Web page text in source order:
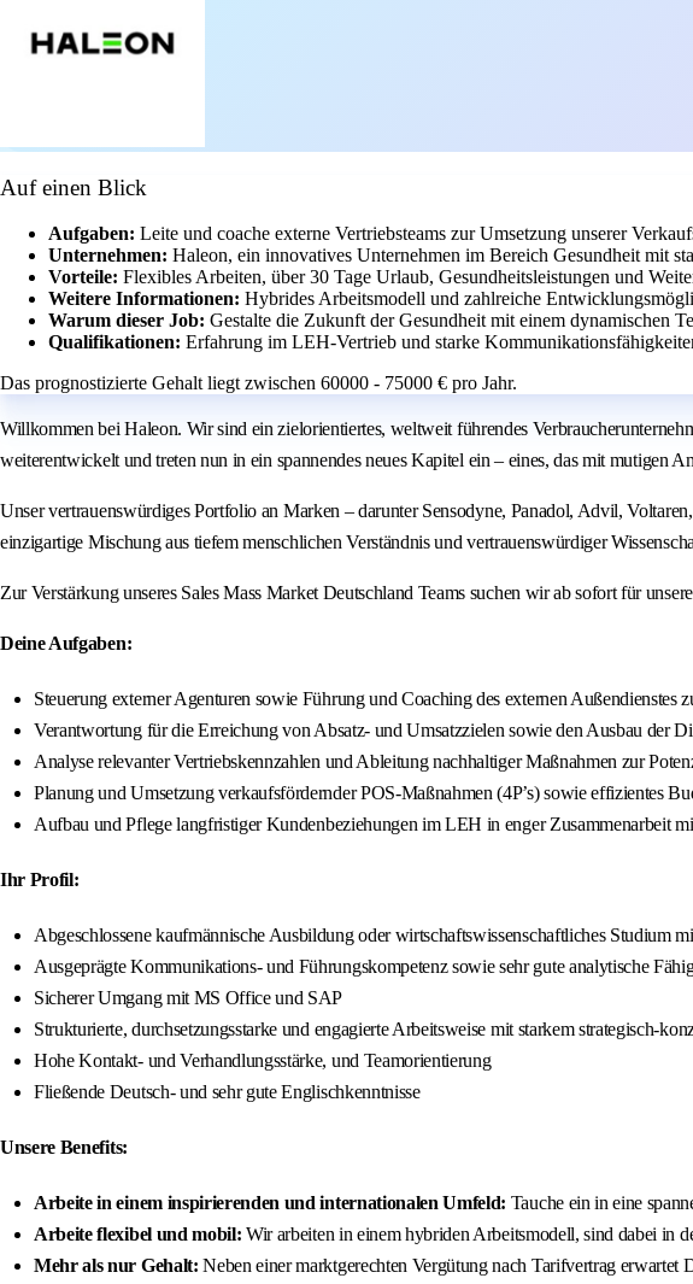
Auf einen Blick
Aufgaben: Leite und coache externe Vertriebsteams zur Umsetzung unserer
Unternehmen: Haleon, ein innovatives Unternehmen im Bereich Gesundheit mit
Vorteile: Flexibles Arbeiten, über 30 Tage Urlaub, Gesundheitsleistungen und
Weitere Informationen: Hybrides Arbeitsmodell und zahlreiche
Warum dieser Job: Gestalte die Zukunft der Gesundheit mit einem dynamischen
Qualifikationen: Erfahrung im LEH-Vertrieb und starke
Das prognostizierte Gehalt liegt zwischen 60000 - 75000 € pro Jahr.
Willkommen bei Haleon. Wir sind ein zielorientiertes, weltweit führendes
weiterentwickelt und treten nun in ein spannendes neues Kapitel ein – eines, das mit mutigen
Unser vertrauenswürdiges Portfolio an Marken – darunter Sensodyne, Panadol, Advil,
einzigartige Mischung aus tiefem menschlichen Verständnis und vertrauenswürdiger
Zur Verstärkung unseres Sales Mass Market Deutschland Teams suchen wir ab sofort für
Deine Aufgaben:
Steuerung externer Agenturen sowie Führung und Coaching des externen Außendienstes
Verantwortung für die Erreichung von Absatz- und Umsatzzielen sowie den Ausbau der
Analyse relevanter Vertriebskennzahlen und Ableitung nachhaltiger Maßnahmen zur
Planung und Umsetzung verkaufsfördernder POS-Maßnahmen (4P’s) sowie effizientes
Aufbau und Pflege langfristiger Kundenbeziehungen im LEH in enger Zusammenarbeit
Ihr Profil:
Abgeschlossene kaufmännische Ausbildung oder wirtschaftswissenschaftliches
Ausgeprägte Kommunikations‐ und Führungskompetenz sowie sehr gute analytische
Sicherer Umgang mit MS Office und SAP
Strukturierte, durchsetzungsstarke und engagierte Arbeitsweise mit starkem
Hohe Kontakt‐ und Verhandlungsstärke, und Teamorientierung
Fließende Deutsch- und sehr gute Englischkenntnisse
Unsere Benefits:
Arbeite in einem inspirierenden und internationalen Umfeld: Tauche ein in eine
Arbeite flexibel und mobil: Wir arbeiten in einem hybriden Arbeitsmodell, sind dabei in
Mehr als nur Gehalt: Neben einer marktgerechten Vergütung nach Tarifvertrag